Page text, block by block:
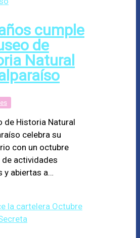
cumple
de
Natural
de Historia Natural
celebra su
con un octubre
actividades
y abiertas a…